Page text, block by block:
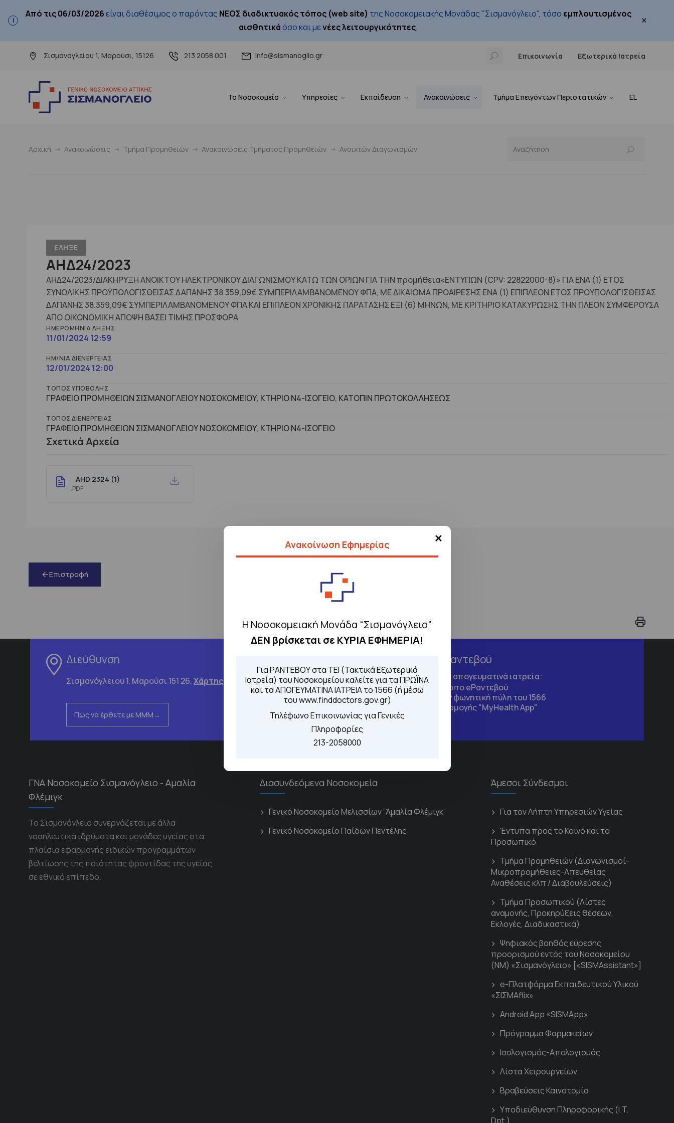
Από τις 06/03/2026 είναι διαθέσιμος ο παρόντας ΝΕΟΣ διαδικτυακός τόπος (web site) της Νοσοκομειακής Μονάδας "Σισμανόγλειο", τόσο εμπλουτισμένος
αισθητικάόσο και μενέες λειτουργικότητες. ×
Σισμανογλείου 1, Μαρούσι, 15126 213 2058 001 info@sismanoglio.gr Επικοινωνία Εξωτερικά Ιατρεία
Το Νοσοκομείο Υπηρεσίες Εκπαίδευση Ανακοινώσεις Τμήμα Επειγόντων Περιστατικών EL
×
Ανακοίνωση Εφημερίας
Η Νοσοκομειακή Μονάδα “Σισμανόγλειο”
ΔΕΝ βρίσκεται σε ΚΥΡΙΑ ΕΦΗΜΕΡΙΑ!
Για ΡΑΝΤΕΒΟΥ στα ΤΕΙ (Τακτικά Εξωτερικά
Ιατρεία) του Νοσοκομείου καλείτε για τα ΠΡΩΪΝΑ
και τα ΑΠΟΓΕΥΜΑΤΙΝΑ ΙΑΤΡΕΙΑ το 1566 (ή μέσω
του www.finddoctors.gov.gr)
Τηλέφωνο Επικοινωνίας για Γενικές
Πληροφορίες
213-2058000
Αρχική Ανακοινώσεις Τμήμα Προμηθειών Ανακοινώσεις Τμήματος Προμηθειών Ανοιχτών Διαγωνισμών
ΕΛΗΞΕ
ΑΗΔ24/2023
ΑΗΔ24/2023/ΔΙΑΚΗΡΥΞΗ ΑΝΟΙΚΤΟΥ ΗΛΕΚΤΡΟΝΙΚΟΥ ΔΙΑΓΩΝΙΣΜΟΥ ΚΑΤΩ ΤΩΝ ΟΡΙΩΝ ΓΙΑ ΤΗΝ προμήθεια«ΕΝΤΥΠΩΝ (CPV: 22822000-8)» ΓΙΑ ΕΝΑ (1) ΕΤΟΣ
ΣΥΝΟΛΙΚΗΣ ΠΡΟΫΠΟΛΟΓΙΣΘΕΙΣΑΣ ΔΑΠΑΝΗΣ 38.359,09€ ΣΥΜΠΕΡΙΛΑΜΒΑΝΟΜΕΝΟΥ ΦΠΑ, ΜΕ ΔΙΚΑΙΩΜΑ ΠΡΟΑΙΡΕΣΗΣ ΕΝΑ (1) ΕΠΙΠΛΕΟΝ ΕΤΟΣ ΠΡΟΥΠΟΛΟΓΙΣΘΕΙΣΑΣ
ΔΑΠΑΝΗΣ 38.359,09€ ΣΥΜΠΕΡΙΛΑΜΒΑΝΟΜΕΝΟΥ ΦΠΑ ΚΑΙ ΕΠΙΠΛΕΟΝ ΧΡΟΝΙΚΗΣ ΠΑΡΑΤΑΣΗΣ ΕΞΙ (6) ΜΗΝΩΝ, ΜΕ ΚΡΙΤΗΡΙΟ ΚΑΤΑΚΥΡΩΣΗΣ ΤΗΝ ΠΛΕΟΝ ΣΥΜΦΕΡΟΥΣΑ
ΑΠΟ ΟΙΚΟΝΟΜΙΚΗ ΑΠΟΨΗ ΒΑΣΕΙ ΤΙΜΗΣ ΠΡΟΣΦΟΡΑ
ΗΜΕΡΟΜΗΝΊΑ ΛΉΞΗΣ
11/01/2024 12:59
ΗΜ/ΝΊΑ ΔΙΕΝΈΡΓΕΙΑΣ
12/01/2024 12:00
ΤΌΠΟΣ ΥΠΟΒΟΛΉΣ
ΓΡΑΦΕΙΟ ΠΡΟΜΗΘΕΙΩΝ ΣΙΣΜΑΝΟΓΛΕΙΟΥ ΝΟΣΟΚΟΜΕΙΟΥ, ΚΤΗΡΙΟ Ν4-ΙΣΟΓΕΙΟ, ΚΑΤΟΠΙΝ ΠΡΩΤΟΚΟΛΛΗΣΕΩΣ
ΤΌΠΟΣ ΔΙΕΝΈΡΓΕΙΑΣ
ΓΡΑΦΕΙΟ ΠΡΟΜΗΘΕΙΩΝ ΣΙΣΜΑΝΟΓΛΕΙΟΥ ΝΟΣΟΚΟΜΕΙΟΥ, ΚΤHΡΙΟ Ν4-ΙΣΟΓΕΙΟ
Σχετικά Αρχεία
AHD 2324 (1)
.PDF
Επιστροφή
Διεύθυνση
Σισμανόγλειου 1, Μαρούσι 151 26,Χάρτης Περιοχής
Πως να έρθετε με ΜΜΜ
Τηλέφωνα για Ραντεβού
Για τα πρωινά και τα απογευματινά ιατρεία:
Από τον ιστότοποeΡαντεβού
Καλώντας στην φωνητική πύλη του 1566
Μέσω της εφαρμογής "MyHealth App"
ΓΝΑ Νοσοκομείο Σισμανόγλειο - Αμαλία
Φλέμιγκ
Το Σισμανόγλειο συνεργάζεται με άλλα
νοσηλευτικά ιδρύματα και μονάδες υγείας στα
πλαίσια εφαρμογής ειδικών προγραμμάτων
βελτίωσης της ποιότητας φροντίδας της υγείας
σε εθνικό επίπεδο.
Διασυνδεόμενα Νοσοκομεία
Γενικό Νοσοκομείο Μελισσίων “Άμαλία Φλέμιγκ”
Γενικό Νοσοκομείο Παίδων Πεντέλης
Άμεσοι Σύνδεσμοι
Για τον Λήπτη Υπηρεσιών Υγείας
'Εντυπα προς το Κοινό και το
Προσωπικό
Τμήμα Προμηθειών (Διαγωνισμοί-
Μικροπρομήθειες-Απευθείας
Αναθέσεις κλπ / Διαβουλεύσεις)
Τμήμα Προσωπικού (Λίστες
αναμονής, Προκηρύξεις θέσεων,
Εκλογές, Διαδικαστικά)
Ψηφιακός βοηθός εύρεσης
προορισμού εντός του Νοσοκομείου
(ΝΜ) «Σισμανόγλειο» [«SISMAssistant»]
e-Πλατφόρμα Εκπαιδευτικού Υλικού
«ΣΙΣΜΑflix»
Android App «SISMApp»
Πρόγραμμα Φαρμακείων
Ισολογισμός-Απολογισμός
Λίστα Χειρουργείων
Βραβεύσεις Καινοτομία
Υποδιεύθυνση Πληροφορικής (I.T.
Dpt.)